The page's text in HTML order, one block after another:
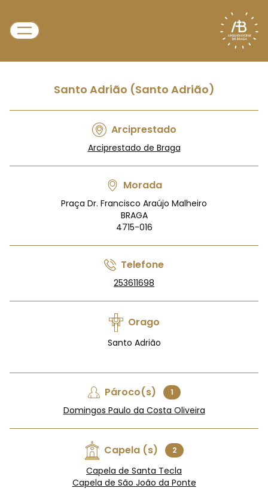
Santo Adrião (Santo Adrião)
Arciprestado
Arciprestado de Braga
Morada
Praça Dr. Francisco Araújo Malheiro
BRAGA
4715-016
Telefone
253611698
Orago
Santo Adrião
Pároco(s) 1
Domingos Paulo da Costa Oliveira
Capela (s) 2
Capela de Santa Tecla
Capela de São João da Ponte